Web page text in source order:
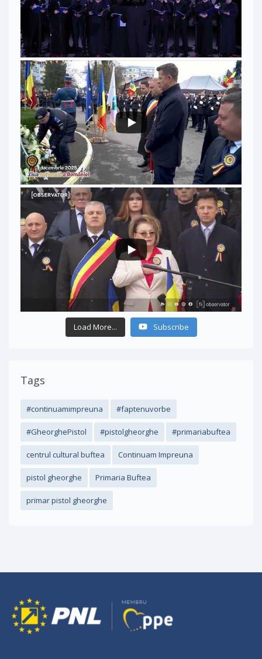
Load More... Subscribe
Tags
#continuamimpreuna #faptenuvorbe
#GheorghePistol #pistolgheorghe #primariabuftea
centrul cultural buftea Continuam Impreuna
pistol gheorghe Primaria Buftea
primar pistol gheorghe